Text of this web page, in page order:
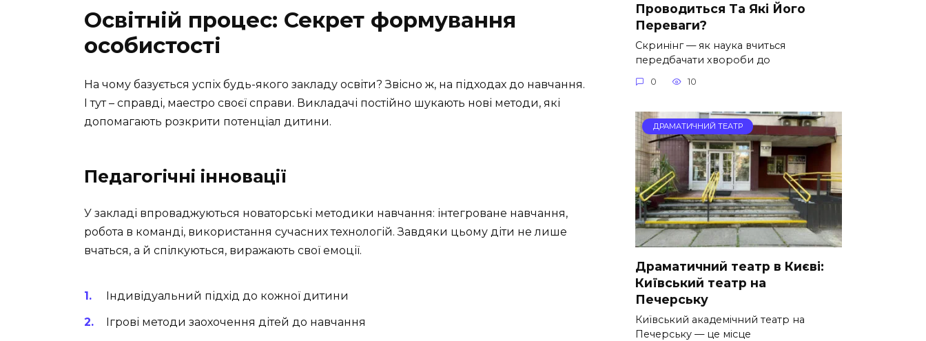
Освітній процес: Секрет формування
особистості
На чому базується успіх будь-якого закладу освіти? Звісно ж, на підходах до навчання.
І тут – справді, маестро своєї справи. Викладачі постійно шукають нові методи, які
допомагають розкрити потенціал дитини.
Педагогічні інновації
У закладі впроваджуються новаторські методики навчання: інтегроване навчання,
робота в команді, використання сучасних технологій. Завдяки цьому діти не лише
вчаться, а й спілкуються, виражають свої емоції.
Індивідуальний підхід до кожної дитини
Ігрові методи заохочення дітей до навчання
Проводиться Та Які Його
Переваги?
Скринінг — як наука вчиться
передбачати хвороби до
0 10
ДРАМАТИЧНИЙ ТЕАТР
Драматичний театр в Києві:
Київський театр на
Печерську
Київський академічний театр на
Печерську — це місце